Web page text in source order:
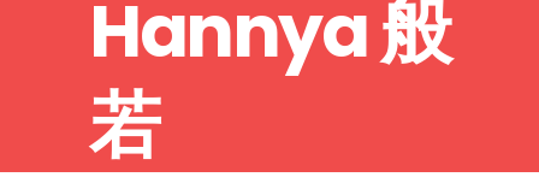
Hannya 般
若